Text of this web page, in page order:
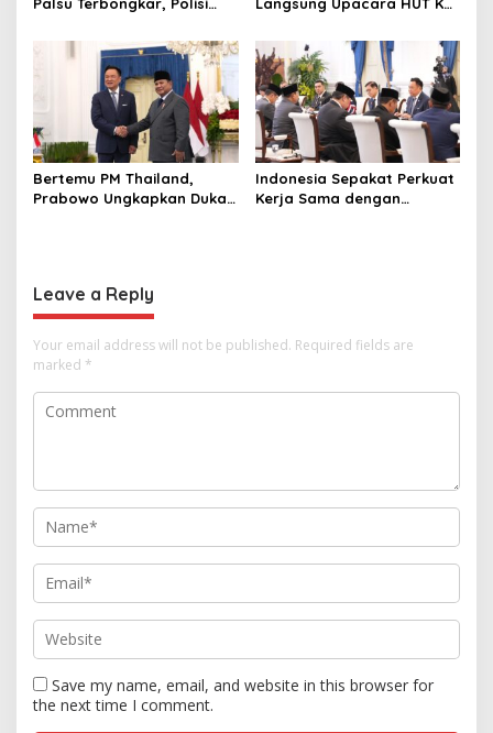
Perusahaan untuk Crypto
Istana? Ini Link
Pendaftaran Resminya di
Sini
Bertemu PM Thailand,
Prabowo Ungkapkan Duka
Indonesia Sepakat Perkuat
Kerja Sama dengan
Leave a Reply
Your email address will not be published. Required fields are
marked *
Save my name, email, and website in this browser for
the next time I comment.